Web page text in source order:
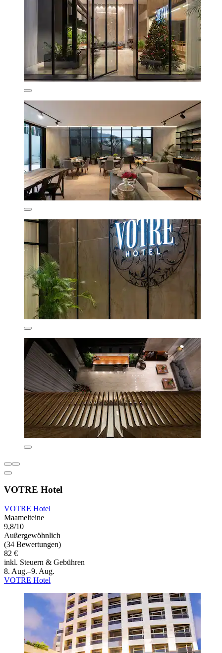
VOTRE Hotel
VOTRE Hotel
Maamelteine
9,8/10
Außergewöhnlich
(34 Bewertungen)
82 €
inkl. Steuern & Gebühren
8. Aug.–9. Aug.
VOTRE Hotel